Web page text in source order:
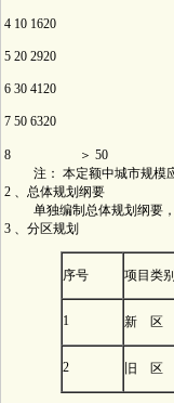
4 10 1620
5 20 2920
6 30 4120
7 50 6320
8 ＞ 50
注： 本定额中城市规模应
2 、总体规划纲要
单独编制总体规划纲要，
3 、分区规划
序号 项目类别
1 新 区
2 旧 区